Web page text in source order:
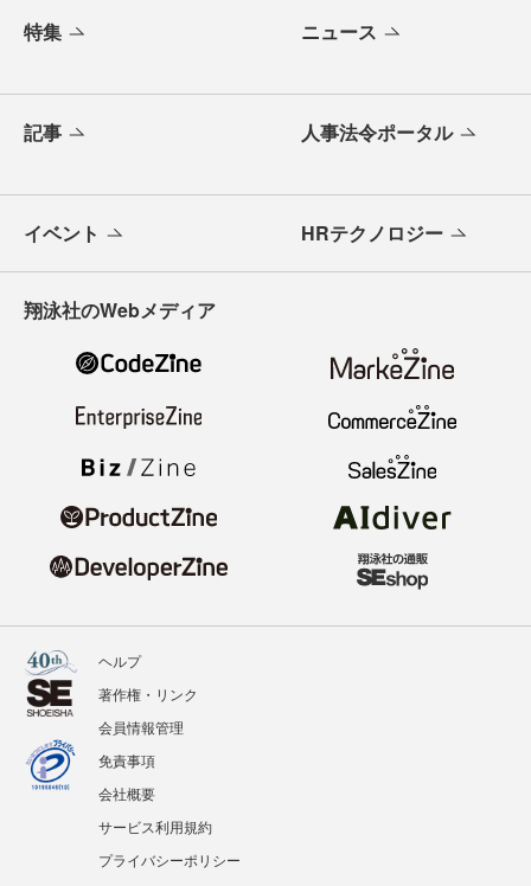
特集 ニュース
記事 人事法令ポータル
イベント HRテクノロジー
翔泳社のWebメディア
ヘルプ
著作権・リンク
会員情報管理
免責事項
会社概要
サービス利用規約
プライバシーポリシー